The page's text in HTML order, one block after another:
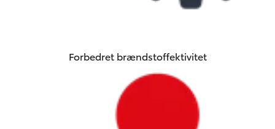
Forbedret brændstoffektivitet